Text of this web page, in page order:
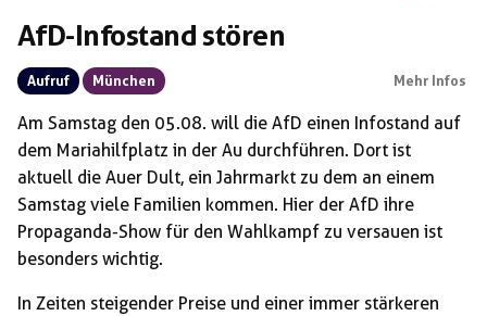
AfD-Infostand stören
Aufruf München Mehr Infos
Am Samstag den 05.08. will die AfD einen Infostand auf
dem Mariahilfplatz in der Au durchführen. Dort ist
aktuell die Auer Dult, ein Jahrmarkt zu dem an einem
Samstag viele Familien kommen. Hier der AfD ihre
Propaganda-Show für den Wahlkampf zu versauen ist
besonders wichtig.
In Zeiten steigender Preise und einer immer stärkeren